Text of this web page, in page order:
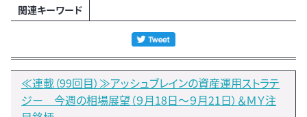
関連キーワード
≪連載（99回目）≫アッシュブレインの資産運用ストラテ
ジー 今週の相場展望（９月18日～９月21日）＆ＭＹ注